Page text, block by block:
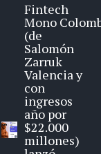
Fintech
Mono
(de
Salomón
Zarruk
Valencia y
con
ingresos
año por
$22.000
millones)